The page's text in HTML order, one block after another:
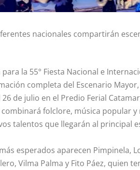
nacionales compartirán
la 55° Fiesta Nacional e
completa del Escenario
de julio en el Predio Ferial
folclore, música popular
talentos que llegarán al principal
esperados aparecen Pimpinela,
Vilma Palma y Fito Páez, quien